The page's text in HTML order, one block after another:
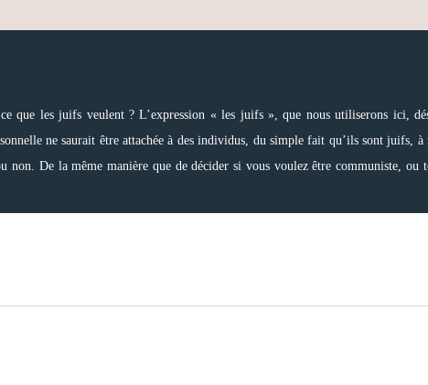
que les juifs veulent ? L’expression « les juifs », que nous utiliserons ici,
ne saurait être attachée à des individus, du simple fait qu’ils sont juifs, à
De la même manière que de décider si vous voulez être communiste, ou